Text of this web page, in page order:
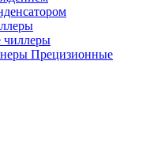
чиллеры
Прецизионные